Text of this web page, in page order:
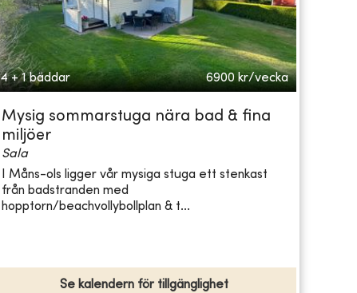
4 + 1 bäddar 6900 kr/vecka
Mysig sommarstuga nära bad & fina
miljöer
Sala
I Måns-ols ligger vår mysiga stuga ett stenkast
från badstranden med
hopptorn/beachvollybollplan & t...
Se kalendern för tillgänglighet